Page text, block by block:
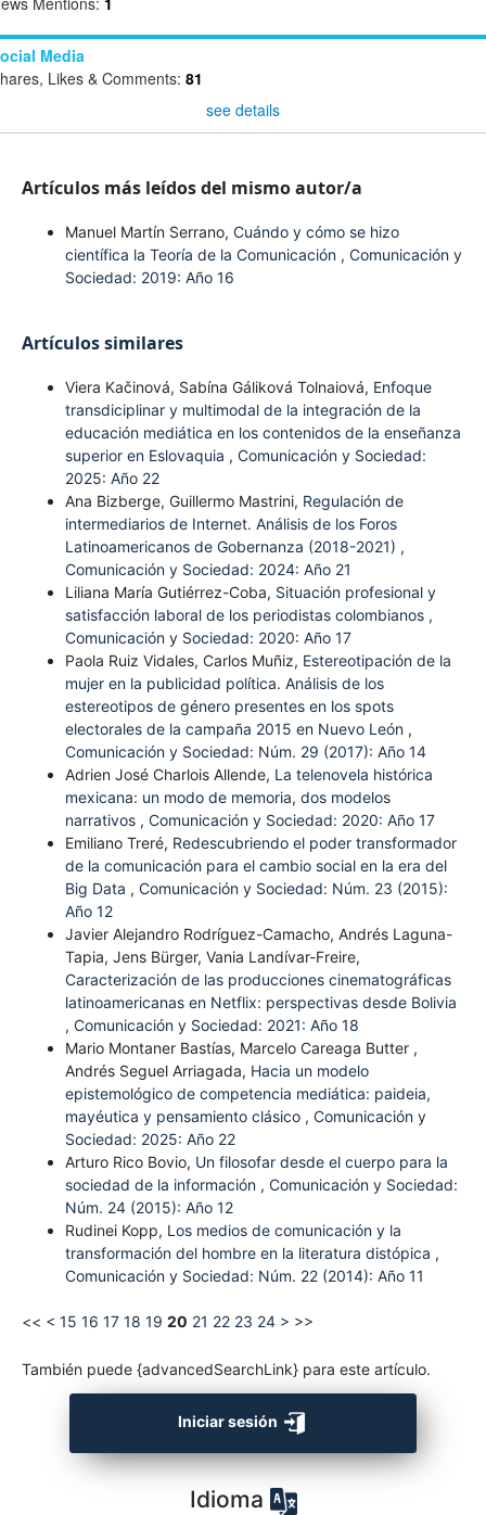
Media
Likes & Comments: 81
see details
Artículos más leídos del mismo autor/a
Manuel Martín Serrano, Cuándo y cómo se hizo
científica la Teoría de la Comunicación , Comunicación y
Sociedad: 2019: Año 16
Artículos similares
Viera Kačinová, Sabína Gáliková Tolnaiová, Enfoque
transdiciplinar y multimodal de la integración de la
educación mediática en los contenidos de la enseñanza
superior en Eslovaquia , Comunicación y Sociedad:
2025: Año 22
Ana Bizberge, Guillermo Mastrini, Regulación de
intermediarios de Internet. Análisis de los Foros
Latinoamericanos de Gobernanza (2018-2021) ,
Comunicación y Sociedad: 2024: Año 21
Liliana María Gutiérrez-Coba, Situación profesional y
satisfacción laboral de los periodistas colombianos ,
Comunicación y Sociedad: 2020: Año 17
Paola Ruiz Vidales, Carlos Muñiz, Estereotipación de la
mujer en la publicidad política. Análisis de los
estereotipos de género presentes en los spots
electorales de la campaña 2015 en Nuevo León ,
Comunicación y Sociedad: Núm. 29 (2017): Año 14
Adrien José Charlois Allende, La telenovela histórica
mexicana: un modo de memoria, dos modelos
narrativos , Comunicación y Sociedad: 2020: Año 17
Emiliano Treré, Redescubriendo el poder transformador
de la comunicación para el cambio social en la era del
Big Data , Comunicación y Sociedad: Núm. 23 (2015):
Año 12
Javier Alejandro Rodríguez-Camacho, Andrés Laguna-
Tapia, Jens Bürger, Vania Landívar-Freire,
Caracterización de las producciones cinematográficas
latinoamericanas en Netflix: perspectivas desde Bolivia
, Comunicación y Sociedad: 2021: Año 18
Mario Montaner Bastías, Marcelo Careaga Butter ,
Andrés Seguel Arriagada, Hacia un modelo
epistemológico de competencia mediática: paideia,
mayéutica y pensamiento clásico , Comunicación y
Sociedad: 2025: Año 22
Arturo Rico Bovio, Un filosofar desde el cuerpo para la
sociedad de la información , Comunicación y Sociedad:
Núm. 24 (2015): Año 12
Rudinei Kopp, Los medios de comunicación y la
transformación del hombre en la literatura distópica ,
Comunicación y Sociedad: Núm. 22 (2014): Año 11
<< < 15 16 17 18 19 20 21 22 23 24 > >>
También puede {advancedSearchLink} para este artículo.
Iniciar sesión
Idioma